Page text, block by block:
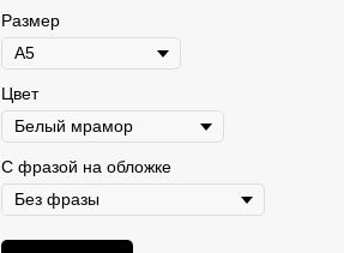
Размер
Цвет
С фразой на обложке